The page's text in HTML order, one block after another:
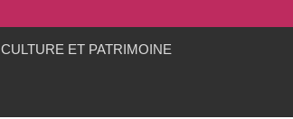
CULTURE ET PATRIMOINE